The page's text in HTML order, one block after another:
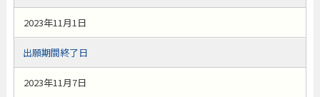
2023年11月1日
出願期間終了日
2023年11月7日